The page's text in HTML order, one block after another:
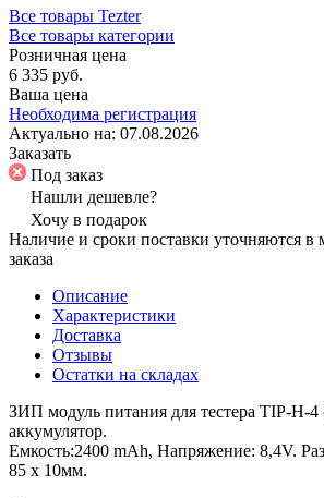
Все товары Tezter
Все товары категории
Розничная цена
6 335 руб.
Ваша цена
Необходима регистрация
Актуально на: 07.08.2026
Заказать
Под заказ
Нашли дешевле?
Хочу в подарок
Наличие и сроки поставки уточняются
заказа
Описание
Характеристики
Доставка
Отзывы
Остатки на складах
ЗИП модуль питания для тестера TIP-H-
аккумулятор.
Емкость:2400 mAh, Напряжение: 8,4V.
85 х 10мм.